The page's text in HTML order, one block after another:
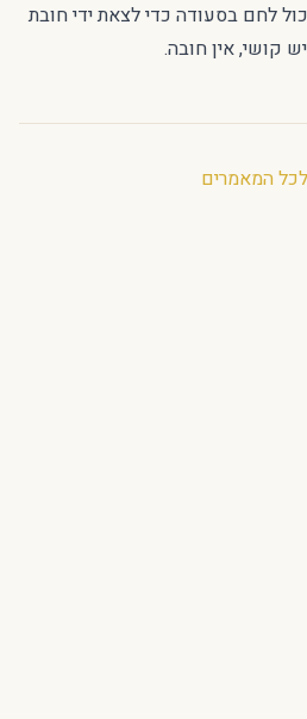
לחם בסעודה כדי לצאת ידי חובת
קושי, אין חובה.
המאמרים